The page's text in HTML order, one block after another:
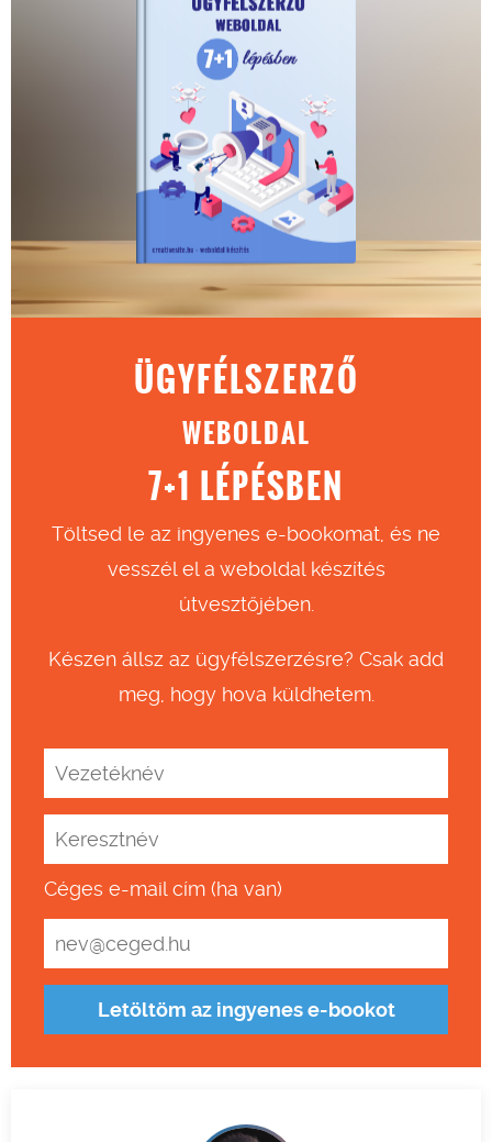
ÜGYFÉLSZERZŐ
WEBOLDAL
7+1 LÉPÉSBEN
Töltsed le az ingyenes e-bookomat, és ne
vesszél el a weboldal készítés
útvesztőjében.
Készen állsz az ügyfélszerzésre? Csak add
meg, hogy hova küldhetem.
Céges e-mail cím (ha van)
Letöltöm az ingyenes e-bookot